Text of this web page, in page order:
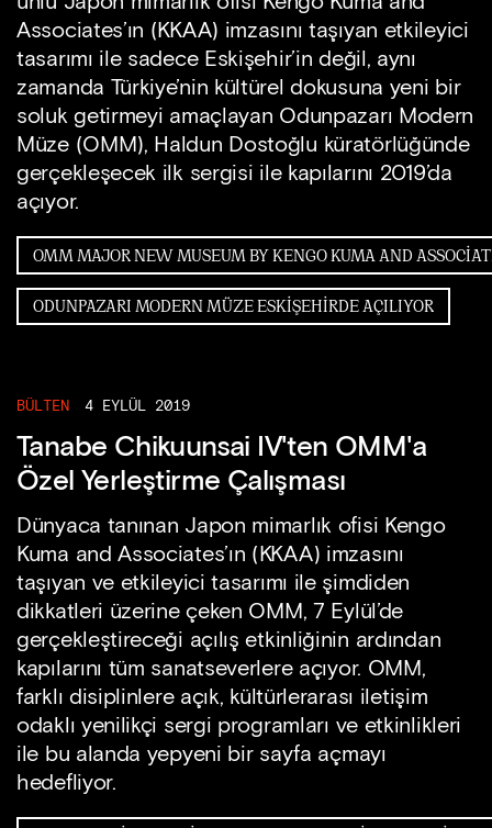
Associates’ın (KKAA) imzasını taşıyan etkileyici
tasarımı ile sadece Eskişehir’in değil, aynı
zamanda Türkiye’nin kültürel dokusuna yeni bir
soluk getirmeyi amaçlayan Odunpazarı Modern
Müze (OMM), Haldun Dostoğlu küratörlüğünde
gerçekleşecek ilk sergisi ile kapılarını 2019’da
açıyor.
ODUNPAZARI MODERN MÜZE ESKIŞEHIRDE AÇILIYOR
BÜLTEN 4 EYLÜL 2019
Tanabe Chikuunsai IV'ten OMM'a
Özel Yerleştirme Çalışması
Dünyaca tanınan Japon mimarlık ofisi Kengo
Kuma and Associates’ın (KKAA) imzasını
taşıyan ve etkileyici tasarımı ile şimdiden
dikkatleri üzerine çeken OMM, 7 Eylül’de
gerçekleştireceği açılış etkinliğinin ardından
kapılarını tüm sanatseverlere açıyor. OMM,
farklı disiplinlere açık, kültürlerarası iletişim
odaklı yenilikçi sergi programları ve etkinlikleri
ile bu alanda yepyeni bir sayfa açmayı
hedefliyor.